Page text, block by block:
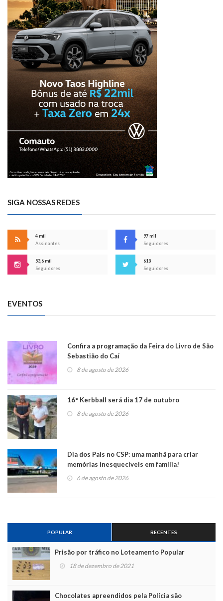
SIGA NOSSAS REDES
4 mil
Assinantes
97 mil
Seguidores
53,6 mil
Seguidores
618
Seguidores
EVENTOS
Confira a programação da Feira do Livro de São
Sebastião do Caí
8 de agosto de 2026
16° Kerbball será dia 17 de outubro
8 de agosto de 2026
Dia dos Pais no CSP: uma manhã para criar
memórias inesquecíveis em família!
6 de agosto de 2026
POPULAR RECENTES
Prisão por tráfico no Loteamento Popular
18 de dezembro de 2021
Chocolates apreendidos pela Polícia são